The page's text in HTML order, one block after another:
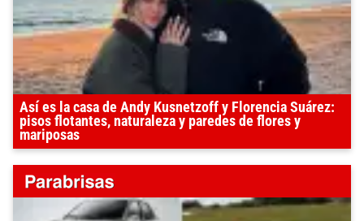
Así es la casa de Andy Kusnetzoff y Florencia Suárez:
pisos flotantes, naturaleza y paredes de flores y
mariposas